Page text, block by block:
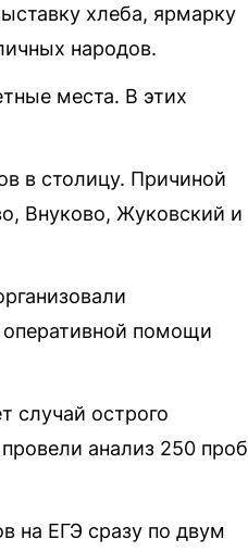
хлеба, ярмарку
народов.
места. В этих
в столицу. Причиной
Внуково, Жуковский и
оперативной помощи
случай острого
анализ 250 проб
на ЕГЭ сразу по двум